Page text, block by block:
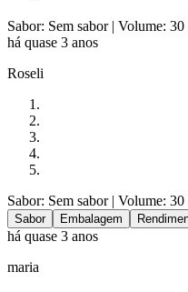
Sabor: Sem sabor| Volume: 30
há quase 3 anos
Roseli
Sabor: Sem sabor| Volume: 30
Sabor Embalagem
há quase 3 anos
maria